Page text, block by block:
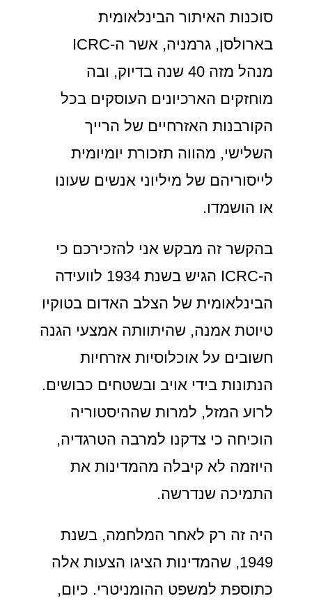
סוכנות האיתור הבינלאומית
בארולסן, גרמניה, אשר ה-ICRC
מנהל מזה 40 שנה בדיוק, ובה
מוחזקים הארכיונים העוסקים בכל
הקורבנות האזרחיים של הרייך
השלישי, מהווה תזכורת יומיומית
לייסוריהם של מיליוני אנשים שעונו
או הושמדו.
בהקשר זה מבקש אני להזכירכם כי
ה-ICRC הגיש בשנת 1934 לוועידה
הבינלאומית של הצלב האדום בטוקיו
טיוטת אמנה, שהיתוותה אמצעי הגנה
חשובים על אוכלוסיות אזרחיות
הנתונות בידי אויב ובשטחים כבושים.
לרוע המזל, למרות שההיסטוריה
הוכיחה כי צדקנו למרבה הטרגדיה,
היוזמה לא קיבלה מהמדינות את
התמיכה שנדרשה.
היה זה רק לאחר המלחמה, בשנת
1949, שהמדינות הציגו הצעות אלה
כתוספת למשפט ההומניטרי. כיום,